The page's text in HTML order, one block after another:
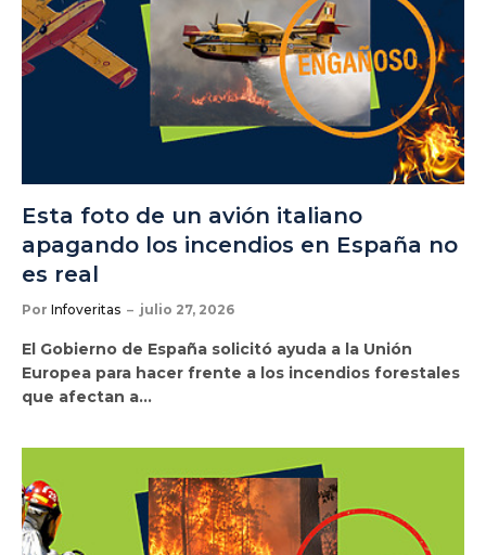
Esta foto de un avión italiano
apagando los incendios en España no
es real
Por Infoveritas julio 27, 2026
El Gobierno de España solicitó ayuda a la Unión
Europea para hacer frente a los incendios forestales
que afectan a…